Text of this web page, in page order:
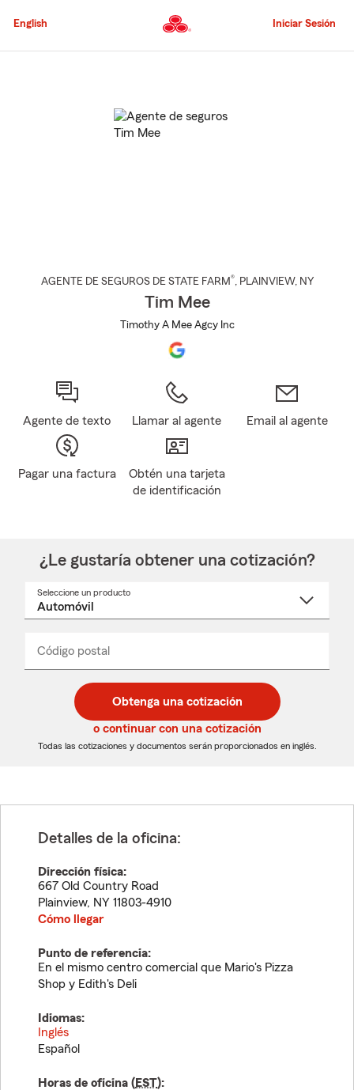
al
principal
English Iniciar Sesión
AGENTE DE SEGUROS DE STATE FARM®, PLAINVIEW, NY
Tim Mee
Timothy A Mee Agcy Inc
Agente de texto Llamar al agente Email al agente
Pagar una factura
Obtén una tarjeta
de identificación
¿Le gustaría obtener una cotización?
Seleccione un producto
desplegable
Código postal
de
5
dígitos
de
5
dígitos
_____
Obtenga una cotización
o continuar con una cotización
Todas las cotizaciones y documentos serán proporcionados en inglés.
Detalles de la oficina:
Dirección física:
667 Old Country Road
Plainview, NY 11803-4910
Cómo llegar
Punto de referencia:
En el mismo centro comercial que Mario's Pizza
Shop y Edith's Deli
Idiomas:
Inglés
Español
Horas de oficina (EST):